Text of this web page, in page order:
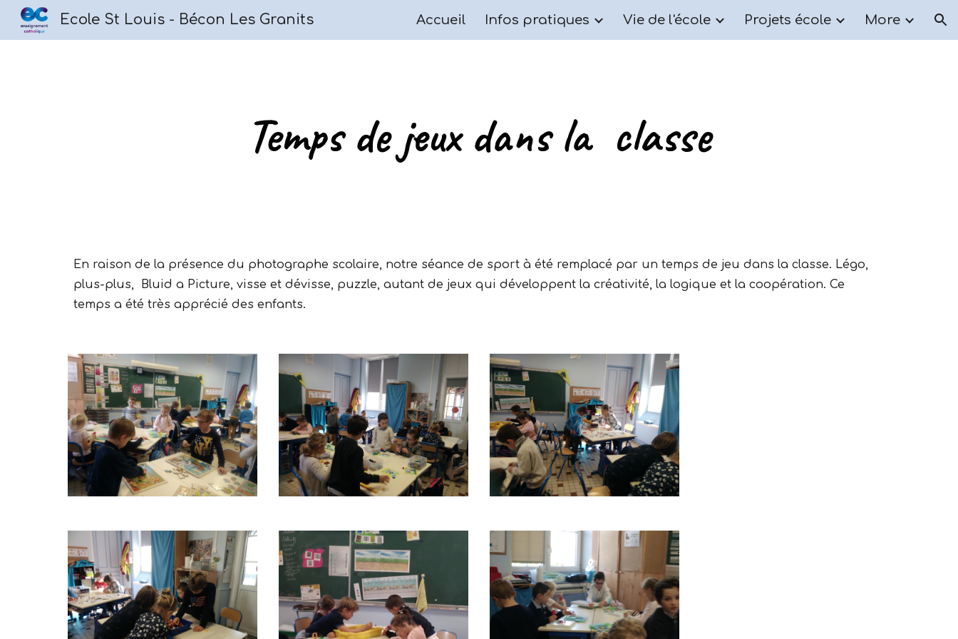
Skip to main content Skip to navigation
Ecole St Louis - Bécon Les Granits Accueil Infos pratiques Vie de l'école Projets école More
Temps de jeux dans la classe
En raison de la présence du photographe scolaire, notre séance de sport à été remplacé par un temps de jeu dans la classe. Légo,
plus-plus, Bluid a Picture, visse et dévisse, puzzle, autant de jeux qui développent la créativité, la logique et la coopération. Ce
temps a été très apprécié des enfants.